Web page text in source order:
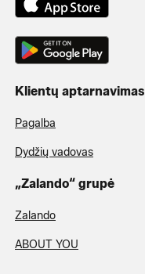
Klientų aptarnavimas
Pagalba
Dydžių vadovas
„Zalando“ grupė
Zalando
ABOUT YOU